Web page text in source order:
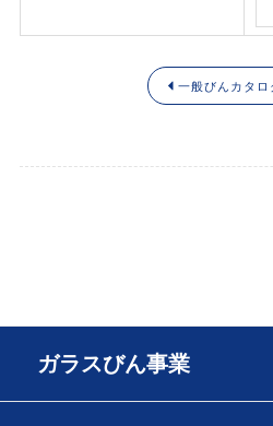
一般びんカタロ
ガラスびん事業